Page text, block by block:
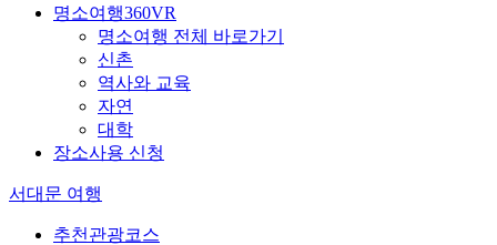
명소여행360VR
명소여행 전체 바로가기
신촌
역사와 교육
자연
대학
장소사용 신청
서대문 여행
추천관광코스